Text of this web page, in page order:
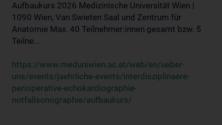
Aufbaukurs 2026 Medizinische Universität Wien |
1090 Wien, Van Swieten Saal und Zentrum für
Anatomie Max. 40 Teilnehmer:innen gesamt bzw. 5
Teilne...
https://www.meduniwien.ac.at/web/en/ueber-
uns/events/jaehrliche-events/interdisziplinaere-
perioperative-echokardiographie-
notfallsonographie/aufbaukurs/